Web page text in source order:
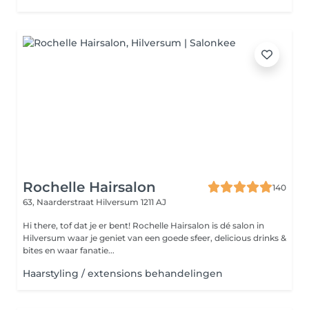
Rochelle Hairsalon
140
63, Naarderstraat Hilversum 1211 AJ
Hi there, tof dat je er bent! Rochelle Hairsalon is dé salon in
Hilversum waar je geniet van een goede sfeer, delicious drinks &
bites en waar fanatie...
Haarstyling / extensions behandelingen